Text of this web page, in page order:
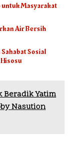
Masyarakat
Air Bersih
Sosial
Beradik Yatim
Nasution